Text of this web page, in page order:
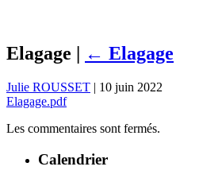
Elagage | ← Elagage
Julie ROUSSET | 10 juin 2022
Elagage.pdf
Les commentaires sont fermés.
Calendrier